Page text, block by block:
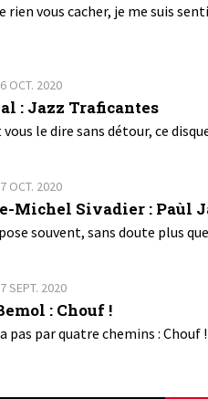
rien vous cacher, je me suis
OCT. 2020
: Jazz Traficantes
le dire sans détour, ce
OCT. 2020
Michel Sivadier : Paùl
souvent, sans doute plus
SEPT. 2020
: Chouf !
pas par quatre chemins : Chouf